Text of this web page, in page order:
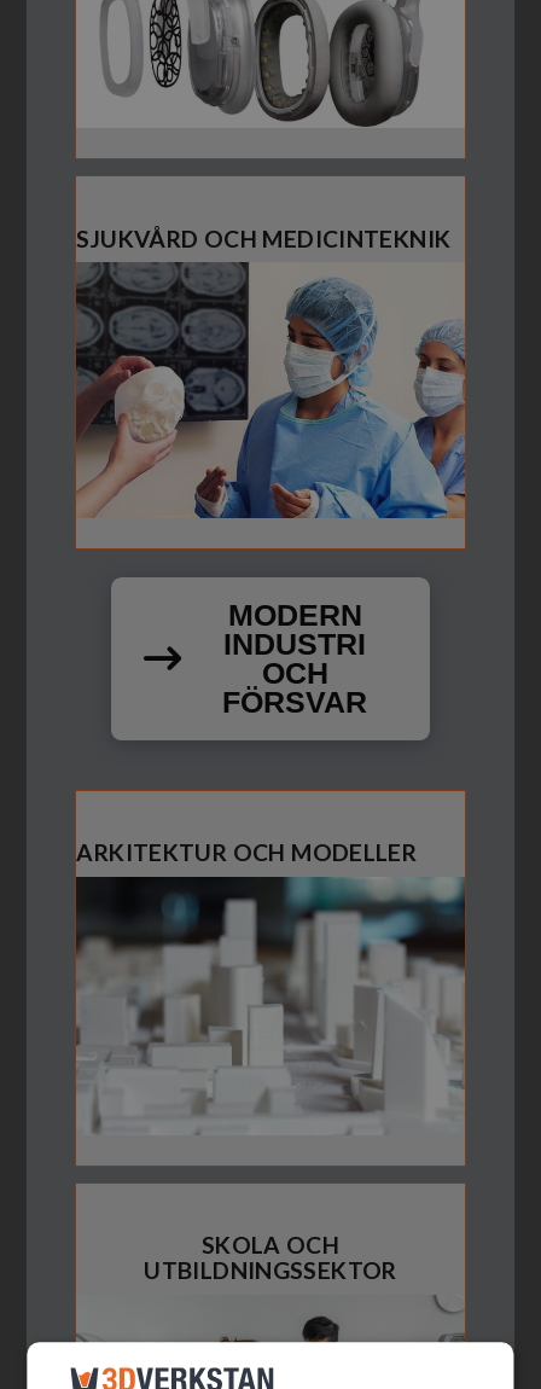
SJUKVÅRD OCH MEDICINTEKNIK
MODERN
INDUSTRI
OCH
FÖRSVAR
ARKITEKTUR OCH MODELLER
SKOLA OCH
UTBILDNINGSSEKTOR